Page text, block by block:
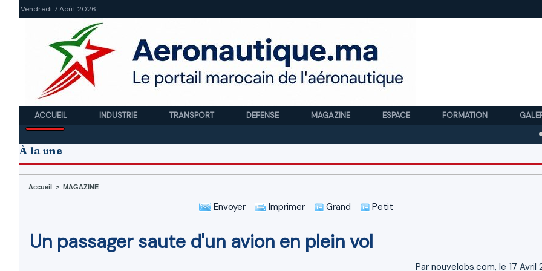
Vendredi 7 Août 2026
ACCUEIL INDUSTRIE TRANSPORT DEFENSE MAGAZINE ESPACE FORMATION
À la une
Accueil > MAGAZINE
Envoyer Imprimer Grand Petit
Un passager saute d'un avion en plein vol
Par nouvelobs.com, le 17 Avril